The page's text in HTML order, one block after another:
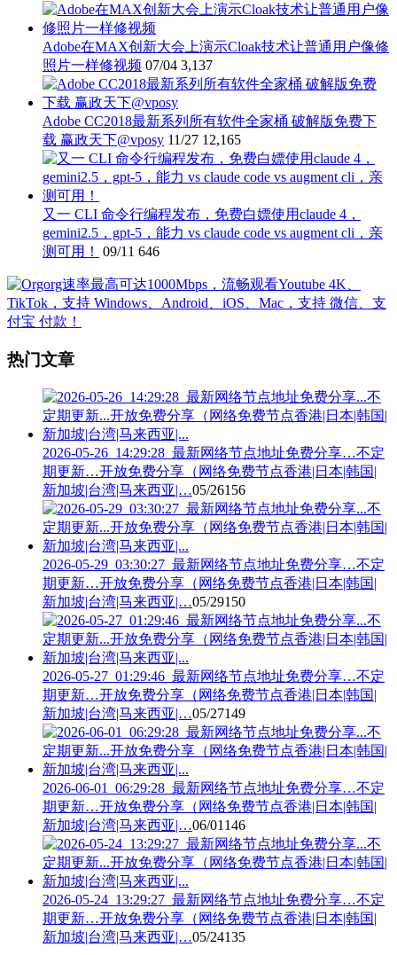
Adobe在MAX创新大会上演示Cloak技术让普通用户像修
照片一样修视频 07/04 3,137
Adobe CC2018最新系列所有软件全家桶 破解版免费下
载 赢政天下@vposy 11/27 12,165
又一 CLI 命令行编程发布，免费白嫖使用claude 4，
gemini2.5，gpt-5，能力 vs claude code vs augment cli，亲
测可用！
09/11 646
热门文章
2026-05-26_14:29:28_最新网络节点地址免费分享…不定
期更新…开放免费分享（网络免费节点香港|日本|韩国|
新加坡|台湾|马来西亚|…05/26156
2026-05-29_03:30:27_最新网络节点地址免费分享…不定
期更新…开放免费分享（网络免费节点香港|日本|韩国|
新加坡|台湾|马来西亚|…05/29150
2026-05-27_01:29:46_最新网络节点地址免费分享…不定
期更新…开放免费分享（网络免费节点香港|日本|韩国|
新加坡|台湾|马来西亚|…05/27149
2026-06-01_06:29:28_最新网络节点地址免费分享…不定
期更新…开放免费分享（网络免费节点香港|日本|韩国|
新加坡|台湾|马来西亚|…06/01 146
2026-05-24_13:29:27_最新网络节点地址免费分享…不定
期更新…开放免费分享（网络免费节点香港|日本|韩国|
新加坡|台湾|马来西亚|…05/24135